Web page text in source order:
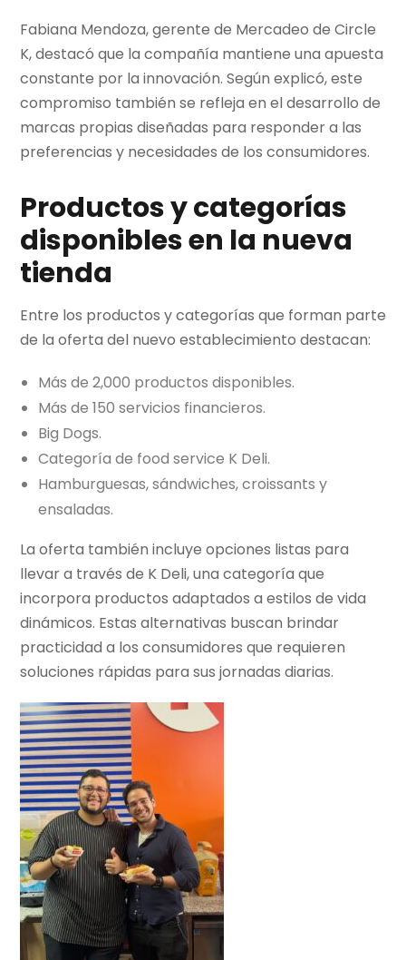
Fabiana Mendoza, gerente de Mercadeo de Circle
K, destacó que la compañía mantiene una apuesta
constante por la innovación. Según explicó, este
compromiso también se refleja en el desarrollo de
marcas propias diseñadas para responder a las
preferencias y necesidades de los consumidores.
Productos y categorías
disponibles en la nueva
tienda
Entre los productos y categorías que forman parte
de la oferta del nuevo establecimiento destacan:
Más de 2,000 productos disponibles.
Más de 150 servicios financieros.
Big Dogs.
Categoría de food service K Deli.
Hamburguesas, sándwiches, croissants y
ensaladas.
La oferta también incluye opciones listas para
llevar a través de K Deli, una categoría que
incorpora productos adaptados a estilos de vida
dinámicos. Estas alternativas buscan brindar
practicidad a los consumidores que requieren
soluciones rápidas para sus jornadas diarias.